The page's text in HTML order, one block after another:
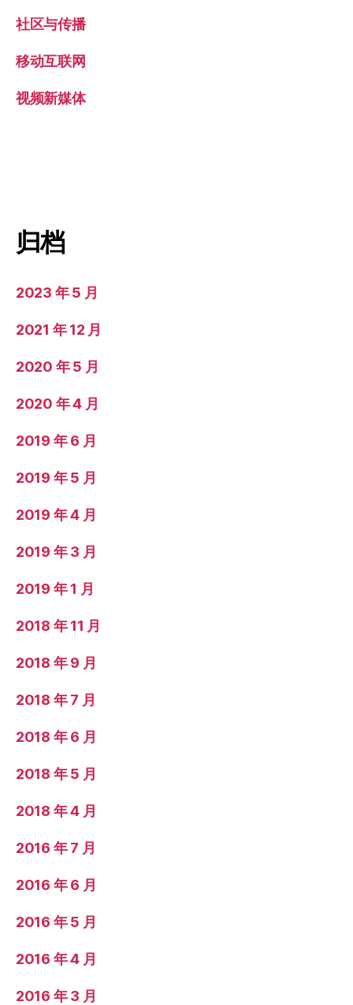
社区与传播
移动互联网
视频新媒体
归档
2023 年 5 月
2021 年 12 月
2020 年 5 月
2020 年 4 月
2019 年 6 月
2019 年 5 月
2019 年 4 月
2019 年 3 月
2019 年 1 月
2018 年 11 月
2018 年 9 月
2018 年 7 月
2018 年 6 月
2018 年 5 月
2018 年 4 月
2016 年 7 月
2016 年 6 月
2016 年 5 月
2016 年 4 月
2016 年 3 月